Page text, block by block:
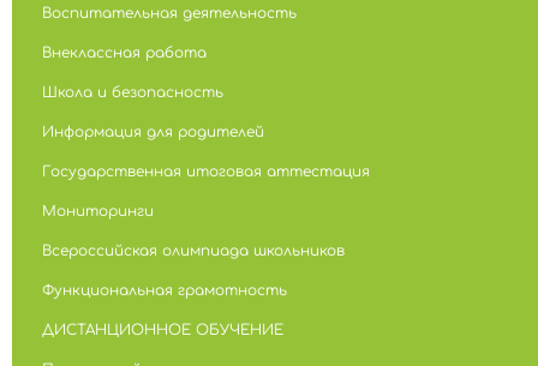
Воспитательная деятельность
Внеклассная работа
Школа и безопасность
Информация для родителей
Государственная итоговая аттестация
Мониторинги
Всероссийская олимпиада школьников
Функциональная грамотность
ДИСТАНЦИОННОЕ ОБУЧЕНИЕ